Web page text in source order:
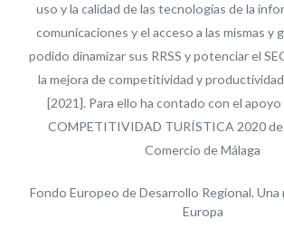
uso y la calidad de las tecnologías de la
comunicaciones y el acceso a las mismas y
podido dinamizar sus RRSS y potenciar el
la mejora de competitividad y productividad
[2021]. Para ello ha contado con el apoyo
COMPETITIVIDAD TURÍSTICA 2020 de
Comercio de Málaga
Fondo Europeo de Desarrollo Regional. Una
Europa